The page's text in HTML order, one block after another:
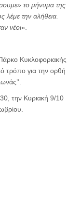
το μήνυμα της
λέμε την αλήθεια.
νέοι».
Κυκλοφοριακής
τρόπο για την ορθή
την Κυριακή 9/10